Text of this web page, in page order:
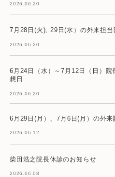
2026.06.20
7月28日(火), 29日(水）の外来担当
2026.06.20
6月24日（水）～7月12日（日）院
想日
2026.06.20
6月29日(月）、7月6日(月）の外来
2026.06.12
柴田浩之院長休診のお知らせ
2026.06.08